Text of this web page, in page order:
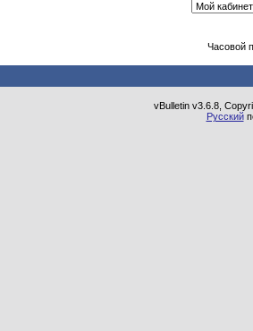
Часовой
vBulletin v3.6.8,
Русский